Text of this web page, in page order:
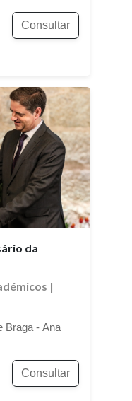
Consultar
da
|
Braga - Ana
Consultar